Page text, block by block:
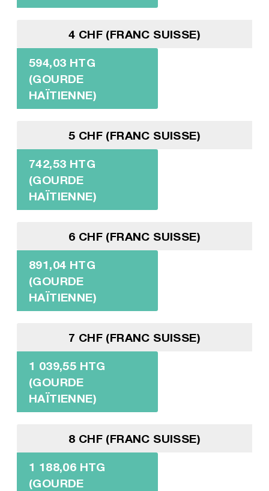
4 CHF (FRANC SUISSE)
594,03 HTG
(GOURDE
HAÏTIENNE)
5 CHF (FRANC SUISSE)
742,53 HTG
(GOURDE
HAÏTIENNE)
6 CHF (FRANC SUISSE)
891,04 HTG
(GOURDE
HAÏTIENNE)
7 CHF (FRANC SUISSE)
1 039,55 HTG
(GOURDE
HAÏTIENNE)
8 CHF (FRANC SUISSE)
1 188,06 HTG
(GOURDE